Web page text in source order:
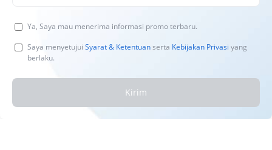
Ya, Saya mau menerima informasi promo terbaru.
Saya menyetujui Syarat & Ketentuanserta Kebijakan Privasi yang
berlaku.
Kirim